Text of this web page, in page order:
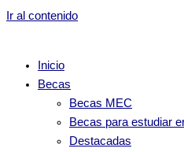
Ir al contenido
Inicio
Becas
Becas MEC
Becas para estudiar
Destacadas